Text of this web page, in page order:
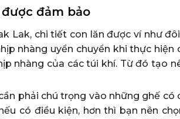
đảm bảo
Lak, chi tiết con lăn được ví như
nhàng uyển chuyển khi thực hiện
nhàng của các túi khí. Từ đó tạo
phải chú trọng vào những ghế
có điều kiện, hơn thì bạn nên